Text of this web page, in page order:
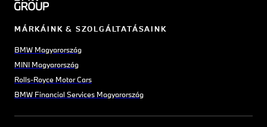
MÁRKÁINK & SZOLGÁLTATÁSAINK
BMW Magyarország
MINI Magyarország
Rolls-Royce Motor Cars
BMW Financial Services Magyarország